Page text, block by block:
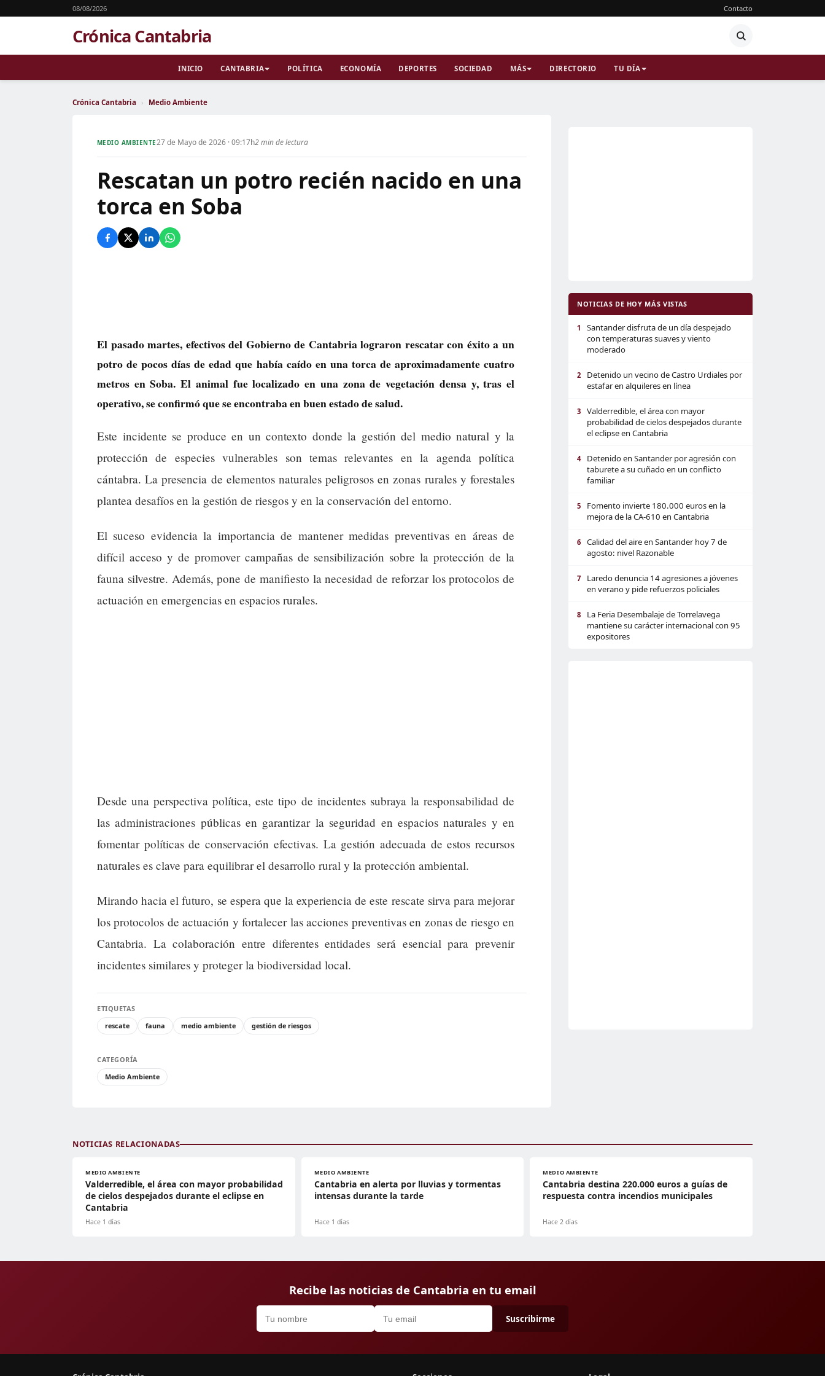
08/08/2026 Contacto
Crónica Cantabria
INICIO CANTABRIA POLÍTICA ECONOMÍA DEPORTES SOCIEDAD MÁS DIRECTORIO TU DÍA
Crónica Cantabria › Medio Ambiente
MEDIO AMBIENTE27 de Mayo de 2026 · 09:17h2 min de lectura
Rescatan un potro recién nacido en una
torca en Soba
El pasado martes, efectivos del Gobierno de Cantabria lograron rescatar con éxito a un
potro de pocos días de edad que había caído en una torca de aproximadamente cuatro
metros en Soba. El animal fue localizado en una zona de vegetación densa y, tras el
operativo, se confirmó que se encontraba en buen estado de salud.
Este incidente se produce en un contexto donde la gestión del medio natural y la
protección de especies vulnerables son temas relevantes en la agenda política
cántabra. La presencia de elementos naturales peligrosos en zonas rurales y forestales
plantea desafíos en la gestión de riesgos y en la conservación del entorno.
El suceso evidencia la importancia de mantener medidas preventivas en áreas de
difícil acceso y de promover campañas de sensibilización sobre la protección de la
fauna silvestre. Además, pone de manifiesto la necesidad de reforzar los protocolos de
actuación en emergencias en espacios rurales.
Desde una perspectiva política, este tipo de incidentes subraya la responsabilidad de
las administraciones públicas en garantizar la seguridad en espacios naturales y en
fomentar políticas de conservación efectivas. La gestión adecuada de estos recursos
naturales es clave para equilibrar el desarrollo rural y la protección ambiental.
Mirando hacia el futuro, se espera que la experiencia de este rescate sirva para mejorar
los protocolos de actuación y fortalecer las acciones preventivas en zonas de riesgo en
Cantabria. La colaboración entre diferentes entidades será esencial para prevenir
incidentes similares y proteger la biodiversidad local.
ETIQUETAS
rescate
fauna medio ambiente gestión de riesgos
CATEGORÍA
Medio Ambiente
NOTICIAS DE HOY MÁS VISTAS
1
Santander disfruta de un día despejado
con temperaturas suaves y viento
moderado
2
Detenido un vecino de Castro Urdiales por
estafar en alquileres en línea
3
Valderredible, el área con mayor
probabilidad de cielos despejados durante
el eclipse en Cantabria
4
Detenido en Santander por agresión con
taburete a su cuñado en un conflicto
familiar
5
Fomento invierte 180.000 euros en la
mejora de la CA-610 en Cantabria
6
Calidad del aire en Santander hoy 7 de
agosto: nivel Razonable
7
Laredo denuncia 14 agresiones a jóvenes
en verano y pide refuerzos policiales
8
La Feria Desembalaje de Torrelavega
mantiene su carácter internacional con 95
expositores
NOTICIAS RELACIONADAS
MEDIO AMBIENTE
Valderredible, el área con mayor probabilidad
de cielos despejados durante el eclipse en
Cantabria
Hace 1 días
MEDIO AMBIENTE
Cantabria en alerta por lluvias y tormentas
intensas durante la tarde
Hace 1 días
MEDIO AMBIENTE
Cantabria destina 220.000 euros a guías de
respuesta contra incendios municipales
Hace 2 días
Recibe las noticias de Cantabria en tu email
Suscribirme